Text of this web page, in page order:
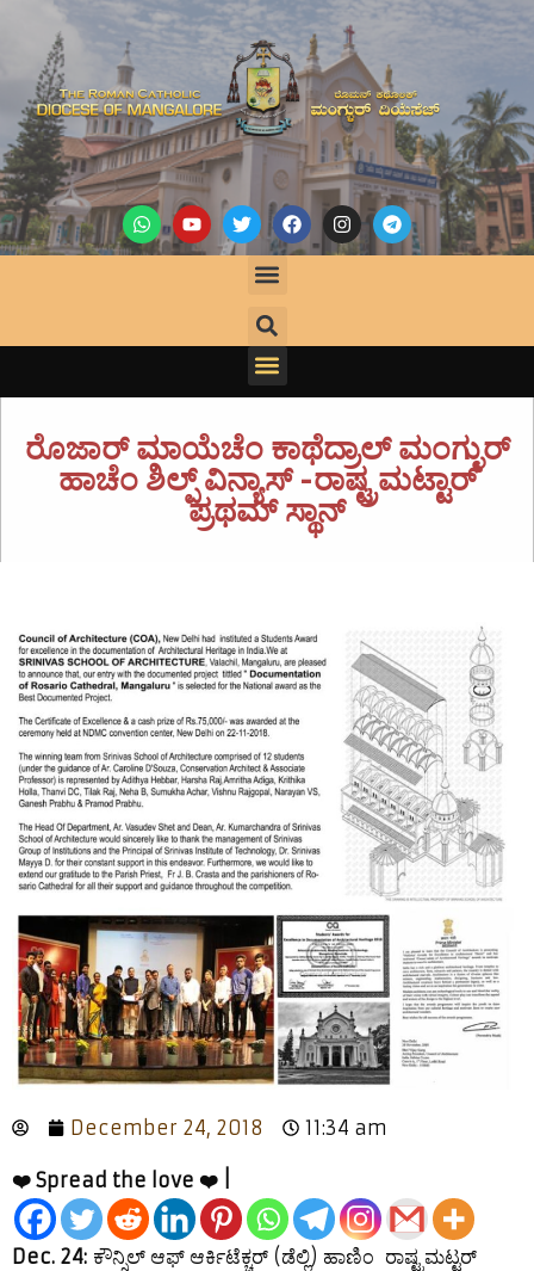
ರೊಜಾರ್ ಮಾಯೆಚೆಂ ಕಾಥೆದ್ರಾಲ್ ಮಂಗ್ಳುರ್
ಹಾಚೆಂ ಶಿಲ್ಪ್ ವಿನ್ಯಾಸ್ -ರಾಷ್ಟ್ರಮಟ್ಟಾರ್
ಪ್ರಥಮ್ ಸ್ಥಾನ್
December 24, 2018 11:34 am
❤️ Spread the love ❤️ |
Dec. 24: ಕೌನ್ಸಿಲ್ ಆಫ್ ಆರ್ಕಿಟೆಕ್ಚರ್ (ಡೆಲ್ಲಿ) ಹಾಣಿಂ ರಾಷ್ಟ್ರಮಟ್ಟರ್